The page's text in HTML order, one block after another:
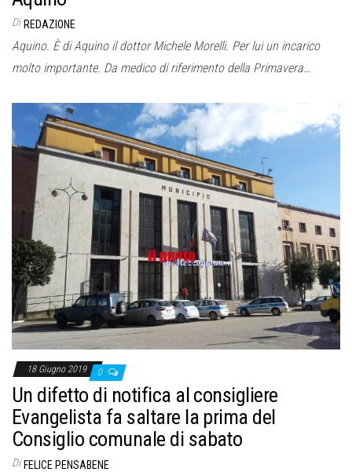
Di REDAZIONE
Aquino. È di Aquino il dottor Michele Morelli. Per lui un incarico
molto importante. Da medico di riferimento della Primavera…
18 Giugno 2019 0
Un difetto di notifica al consigliere
Evangelista fa saltare la prima del
Consiglio comunale di sabato
Di FELICE PENSABENE